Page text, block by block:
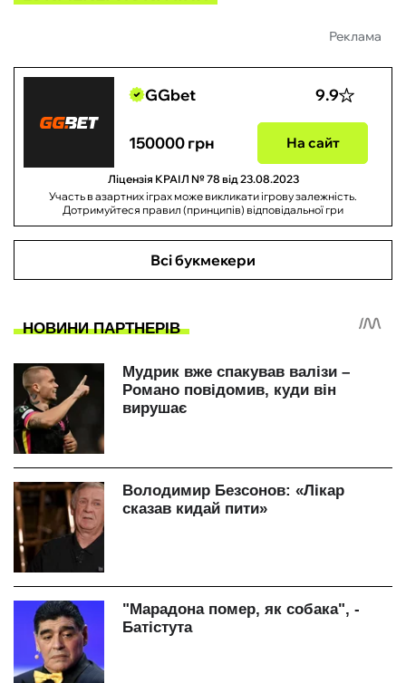
Реклама
GGbet 9.9
150000 грн На сайт
Ліцензія КРАІЛ № 78 від 23.08.2023
Участь в азартних іграх може викликати ігрову залежність.
Дотримуйтеся правил (принципів) відповідальної гри
Всі букмекери